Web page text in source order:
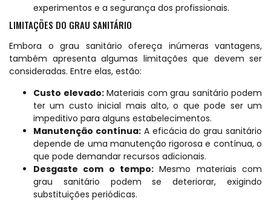
experimentos e a segurança dos profissionais.
LIMITAÇÕES DO GRAU SANITÁRIO
Embora o grau sanitário ofereça inúmeras vantagens,
também apresenta algumas limitações que devem ser
consideradas. Entre elas, estão:
Custo elevado:Materiais com grau sanitário podem
ter um custo inicial mais alto, o que pode ser um
impeditivo para alguns estabelecimentos.
Manutenção contínua:A eficácia do grau sanitário
depende de uma manutenção rigorosa e contínua, o
que pode demandar recursos adicionais.
Desgaste com o tempo: Mesmo materiais com
grau sanitário podem se deteriorar, exigindo
substituições periódicas.